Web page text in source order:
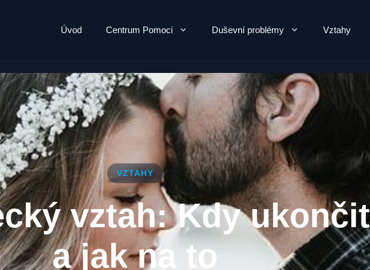
Úvod Centrum Pomoci Duševní problémy Vztahy
VZTAHY
vztah: Kdy ukončit
a jak na to